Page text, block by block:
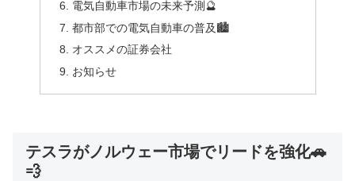
電気自動車市場の未来予測🔮
都市部での電気自動車の普及🏙️
オススメの証券会社
お知らせ
テスラがノルウェー市場でリードを強化🚗
💨